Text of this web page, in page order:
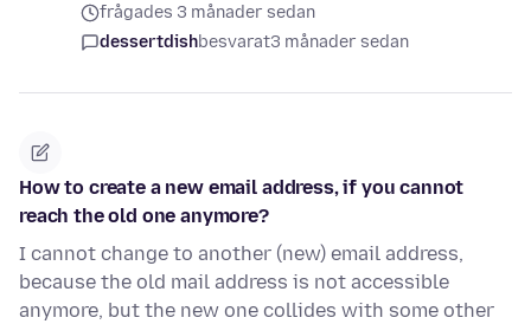
frågades 3 månader sedan
dessertdishbesvarat3 månader sedan
How to create a new email address, if you cannot
reach the old one anymore?
I cannot change to another (new) email address,
because the old mail address is not accessible
anymore, but the new one collides with some other